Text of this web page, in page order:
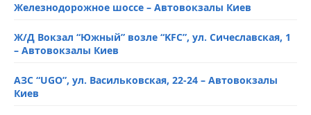
Железнодорожное шоссе – Автовокзалы Киев
Ж/Д Вокзал “Южный” возле “KFC”, ул. Сичеславская, 1
– Автовокзалы Киев
АЗС “UGO”, ул. Васильковская, 22-24 – Автовокзалы
Киев